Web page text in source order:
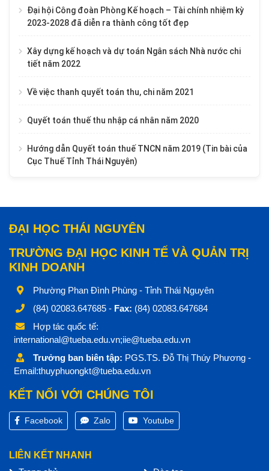
Đại hội Công đoàn Phòng Kế hoạch – Tài chính nhiệm kỳ
2023-2028 đã diễn ra thành công tốt đẹp
Xây dựng kế hoạch và dự toán Ngân sách Nhà nước chi
tiết năm 2022
Về việc thanh quyết toán thu, chi năm 2021
Quyết toán thuế thu nhập cá nhân năm 2020
Hướng dẫn Quyết toán thuế TNCN năm 2019 (Tin bài của
Cục Thuế Tỉnh Thái Nguyên)
ĐẠI HỌC THÁI NGUYÊN
TRƯỜNG ĐẠI HỌC KINH TẾ VÀ QUẢN TRỊ
KINH DOANH
Phường Phan Đình Phùng - Tỉnh Thái Nguyên
(84) 02083.647685 - Fax: (84) 02083.647684
Hợp tác quốc tế:
international@tueba.edu.vn;iie@tueba.edu.vn
Trưởng ban biên tập: PGS.TS. Đỗ Thị Thúy Phương -
Email:thuyphuongkt@tueba.edu.vn
KẾT NỐI VỚI CHÚNG TÔI
Facebook Zalo Youtube
LIÊN KẾT NHANH